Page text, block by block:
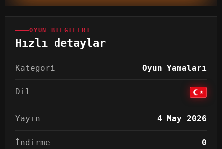
OYUN BILGILERI
Hızlı detaylar
Kategori Oyun Yamaları
Dil
Yayın 4 May 2026
İndirme 0